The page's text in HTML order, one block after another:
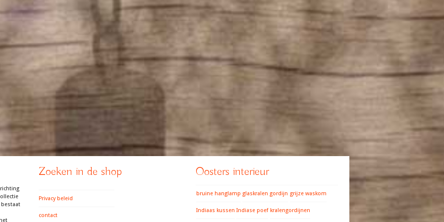
Zoeken in de shop
Privacy beleid
contact
Oosters interieur
bruine hanglamp glaskralen gordijn grijze waskom
Indiaas kussen Indiase poef kralengordijnen